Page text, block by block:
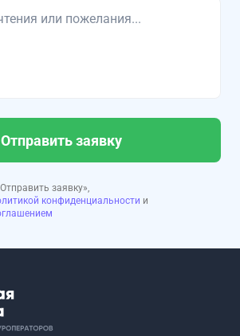
Отправить заявку
заявку»,
конфиденциальности и